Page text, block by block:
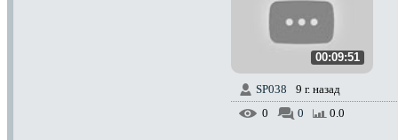
00:09:51
SP038
9 г. назад
0
0 0.0